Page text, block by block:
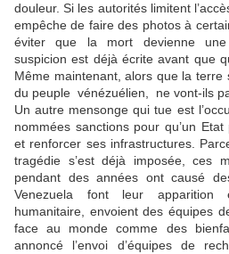
douleur. Si les autorités limitent
empêche de faire des photos à
éviter que la mort devienne une
suspicion est déjà écrite avant que
Même maintenant, alors que la terre
du peuple vénézuélien, ne vont-ils
Un autre mensonge qui tue est
nommées sanctions pour qu’un
et renforcer ses infrastructures.
tragédie s’est déjà imposée, ces
pendant des années ont causé
Venezuela font leur
humanitaire, envoient des équipes
face au monde comme des
annoncé l’envoi d’équipes de